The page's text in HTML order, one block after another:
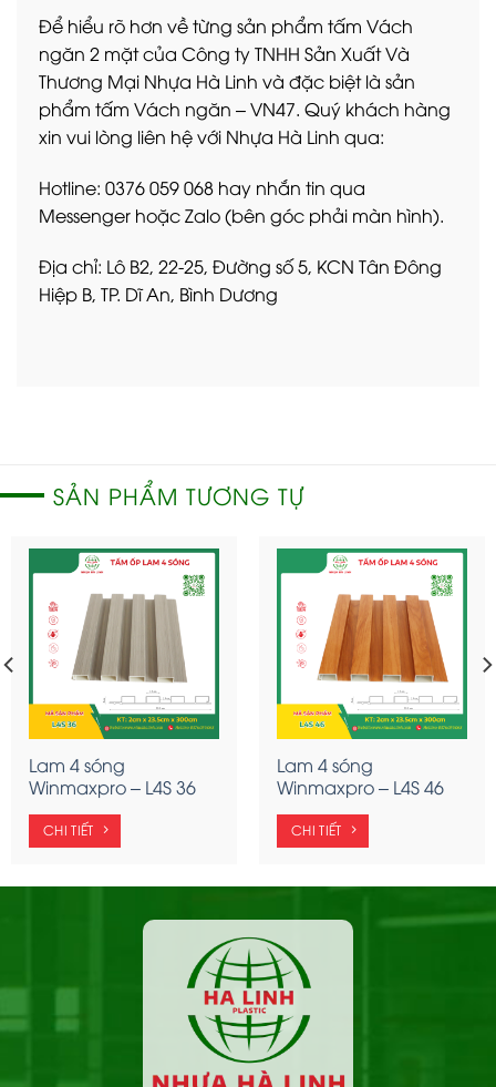
Để hiểu rõ hơn về từng sản phẩm tấm Vách
ngăn 2 mặt của Công ty TNHH Sản Xuất Và
Thương Mại Nhựa Hà Linh và đặc biệt là sản
phẩm tấm Vách ngăn – VN47. Quý khách hàng
xin vui lòng liên hệ với Nhựa Hà Linh qua:
Hotline: 0376 059 068 hay nhắn tin qua
Messenger hoặc Zalo (bên góc phải màn hình).
Địa chỉ: Lô B2, 22-25, Đường số 5, KCN Tân Đông
Hiệp B, TP. Dĩ An, Bình Dương
SẢN PHẨM TƯƠNG TỰ
Lam 4 sóng
Winmaxpro – L4S 36
CHI TIẾT
Lam 4 sóng
Winmaxpro – L4S 46
CHI TIẾT